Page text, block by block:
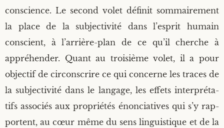
conscience. Le second volet défi­nit som­mai­re­ment
la place de la sub­jec­ti­vi­té dans l’esprit humain
conscient, à l’arrière-plan de ce qu’il cherche à
appré­hen­der. Quant au troi­sième volet, il a pour
objec­tif de cir­cons­crire ce qui concerne les traces de
la sub­jec­ti­vi­té dans le lan­gage, les effets inter­pré­ta­
tifs asso­ciés aux pro­prié­tés énon­cia­tives qui s’y rap­
portent, au cœur même du sens lin­guis­tique et de la